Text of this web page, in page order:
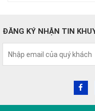
ĐĂNG KÝ NHẬN TIN